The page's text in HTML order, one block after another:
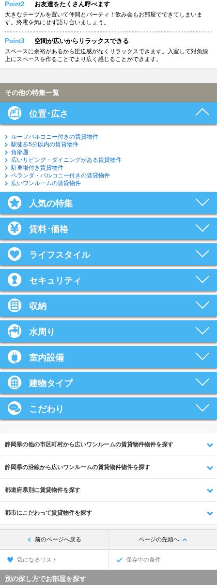
Point2 お友達をたくさん呼べます
大きなテーブルを置いて仲間とパーティ！飲み会もお部屋でできてしまいま
す。終電を気にせず語り合いましょう。
Point3 空間が広いからリラックスできる
スペースに余裕があるから圧迫感がなくリラックスできます。入室して対角線
上にスペースを作ることでより広く感じることができます。
その他の特集一覧
位置･広さ
ルーフバルコニー付きの賃貸物件
駅徒歩5分以内の賃貸物件
角部屋
広いリビング・ダイニングがある賃貸物件
駐車場付き賃貸物件
ベランダ・バルコニー付きの賃貸物件
広いワンルームの賃貸物件
人気の特集
賃料･価格
ライフスタイル
セキュリティ
収納
水周り
室内設備
建物タイプ
こだわり
静岡県の他の市区町村から広いワンルームの賃貸物件物件を探す
静岡県の沿線から広いワンルームの賃貸物件物件を探す
都道府県別に賃貸物件を探す
都市にこだわって賃貸物件を探す
前のページへ戻る ページの先頭へ
気になるリスト 保存中の条件
別の探し方でお部屋を探す